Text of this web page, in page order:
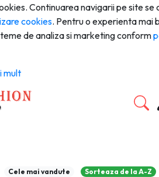
Continuarea navigarii pe site se
cookies. Pentru o experienta mai
de analiza si marketing conform
mult
Cele mai vandute
Sorteaza de la A-Z